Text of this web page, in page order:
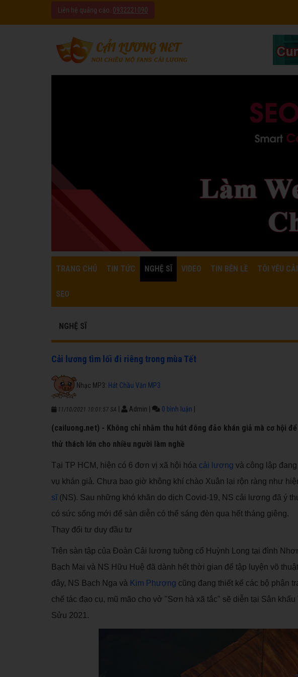
Liên hệ quảng cáo: 0932221090
TRANG CHỦ TIN TỨC NGHỆ SĨ VIDEO TIN BÊN LỀ TÔI YÊU
SEO
NGHỆ SĨ
Cải lương tìm lối đi riêng trong mùa Tết
Nhạc MP3: Hát Chầu Văn MP3
11/10/2021 10:01:57 SA Admin 0 bình luận
(cailuong.net) - Không chỉ nhằm thu hút đông đảo khán giả mà cơ hội
thử thách lớn cho nhiều người làm nghề
Tại TP HCM, hiện có 6 đơn vị xã hội hóa cải lương và công lập
vụ khán giả. Chưa bao giờ không khí chào Xuân lại rộn ràng như
sĩ(NS). Sau những khó khăn do dịch Covid-19, NS cải lương đã ý
có sức sống mới để sàn diễn có thể sáng đèn qua hết tháng giêng.
Thay đổi tư duy đầu tư
Trên sàn tập của Đoàn Cải lương tuồng cổ Huỳnh Long tại đình
Bạch Mai và NS Hữu Huệ đã dành hết thời gian để tập luyện võ
đây, NS Bạch Nga và Kim Phượng cũng đang thiết kế các bộ phận
chế tác đạo cụ, mũ mão cho vở "Sơn hà xã tắc" sẽ diễn tại Sân
Sửu 2021.